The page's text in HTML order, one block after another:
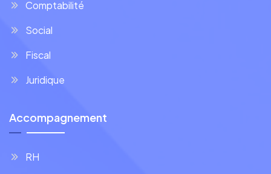
Comptabilité
Social
Fiscal
Juridique
Accompagnement
RH